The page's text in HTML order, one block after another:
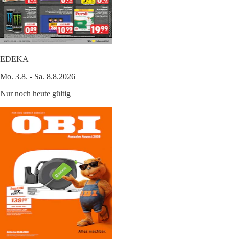
EDEKA
Mo. 3.8. - Sa. 8.8.2026
Nur noch heute gültig